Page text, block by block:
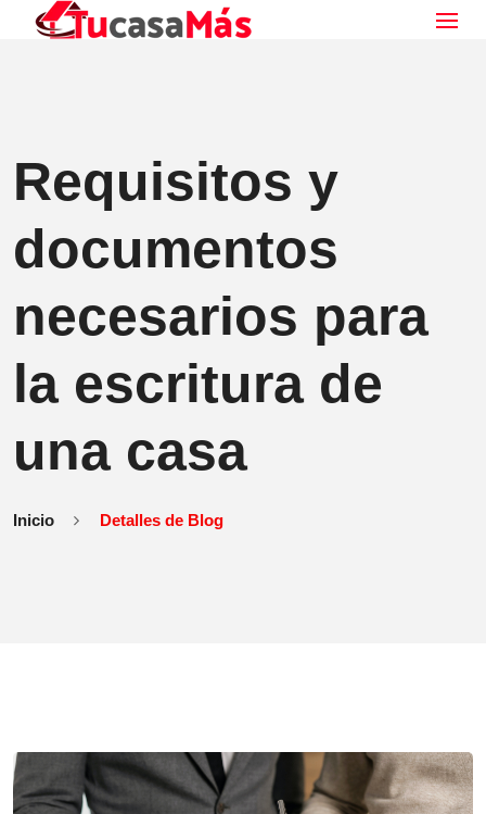
Requisitos y
documentos
necesarios para
la escritura de
una casa
Inicio Detalles de Blog